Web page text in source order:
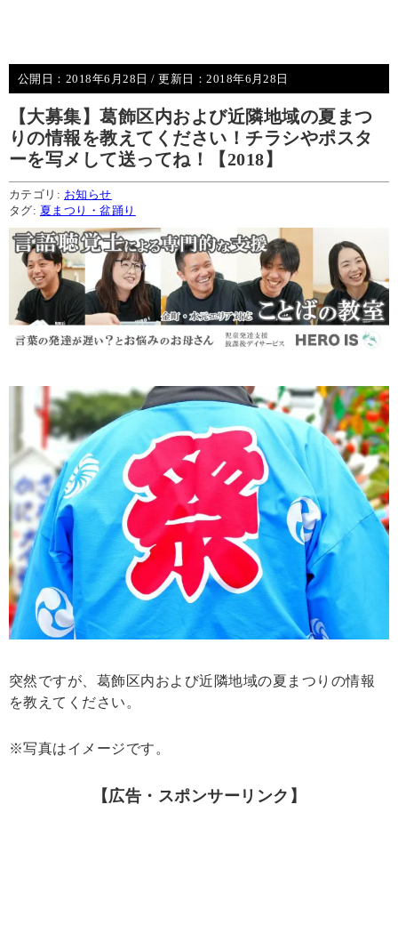
公開日： 2018年6月28日 / 更新日：2018年6月28日
【大募集】葛飾区内および近隣地域の夏まつ
りの情報を教えてください！チラシやポスタ
ーを写メして送ってね！【2018】
カテゴリ: お知らせ
タグ: 夏まつり・盆踊り
突然ですが、葛飾区内および近隣地域の夏まつりの情報
を教えてください。
※写真はイメージです。
【広告・スポンサーリンク】